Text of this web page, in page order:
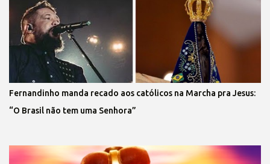
Fernandinho manda recado aos católicos na Marcha pra Jesus:
“O Brasil não tem uma Senhora”